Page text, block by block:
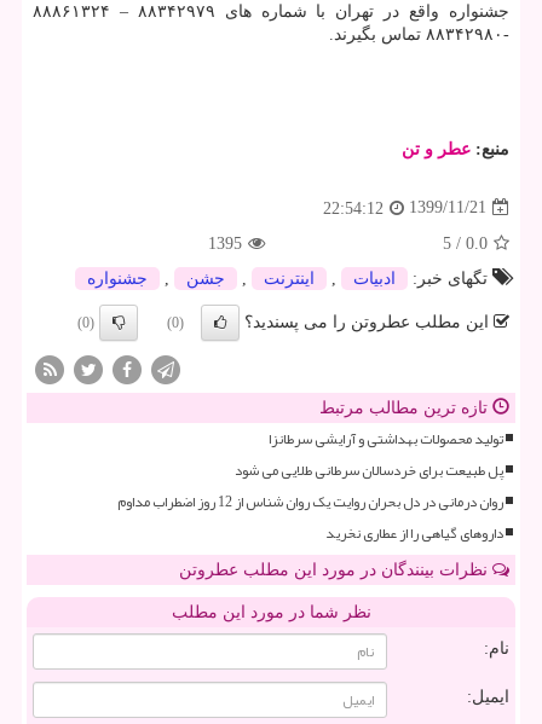
جشنواره واقع در تهران با شماره‎ های ۸۸۳۴۲۹۷۹ – ۸۸۸۶۱۳۲۴
-۸۸۳۴۲۹۸۰ تماس بگیرند.
منبع: عطر و تن
1399/11/21
22:54:12
0.0
/
5
1395
تگهای خبر:
ادبیات اینترنت جشن جشنواره
این مطلب عطروتن را می پسندید؟ (0)
(0)
تازه ترین مطالب مرتبط
تولید محصولات بهداشتی و آرایشی سرطانزا
پل طبیعت برای خردسالان سرطانی طلایی می شود
روان درمانی در دل بحران روایت یک روان شناس از 12 روز اضطراب مداوم
داروهای گیاهی را از عطاری نخرید
نظرات بینندگان در مورد این مطلب عطروتن
نظر شما در مورد این مطلب
نام:
ایمیل: